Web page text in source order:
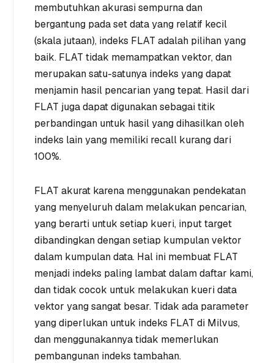
membutuhkan akurasi sempurna dan
bergantung pada set data yang relatif kecil
(skala jutaan), indeks FLAT adalah pilihan yang
baik. FLAT tidak memampatkan vektor, dan
merupakan satu-satunya indeks yang dapat
menjamin hasil pencarian yang tepat. Hasil dari
FLAT juga dapat digunakan sebagai titik
perbandingan untuk hasil yang dihasilkan oleh
indeks lain yang memiliki recall kurang dari
100%.
FLAT akurat karena menggunakan pendekatan
yang menyeluruh dalam melakukan pencarian,
yang berarti untuk setiap kueri, input target
dibandingkan dengan setiap kumpulan vektor
dalam kumpulan data. Hal ini membuat FLAT
menjadi indeks paling lambat dalam daftar kami,
dan tidak cocok untuk melakukan kueri data
vektor yang sangat besar. Tidak ada parameter
yang diperlukan untuk indeks FLAT di Milvus,
dan menggunakannya tidak memerlukan
pembangunan indeks tambahan.